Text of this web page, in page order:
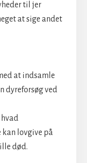
til jer
at sige andet
at indsamle
dyreforsøg ved
kan lovgive på
død.